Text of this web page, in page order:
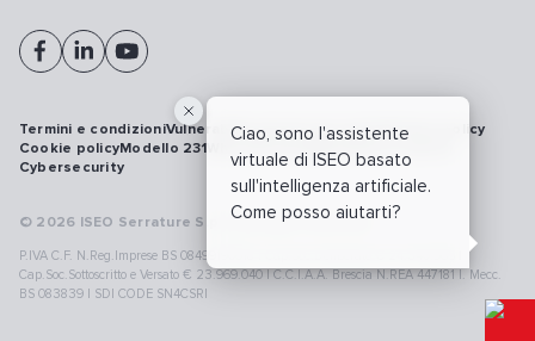
Ciao, sono l'assistente
virtuale di ISEO basato
sull'intelligenza artificiale.
Come posso aiutarti?
© 2026 ISEO Serrature S.p.A. All right reserved
P.IVA C.F. N.Reg.Imprese BS 08499190018 | Cap.Soc.Deliberato € 24.340.965 |
Cap.Soc.Sottoscritto e Versato € 23.969.040 | C.C.I.A.A. Brescia N.REA 447181 |. Mecc.
BS 083839 | SDI CODE SN4CSRI
Termini e condizioniVulnerability disclosure policyPrivacy policy
Cookie policyModello 231WhistleblowingRichiamo prodotti
Cybersecurity